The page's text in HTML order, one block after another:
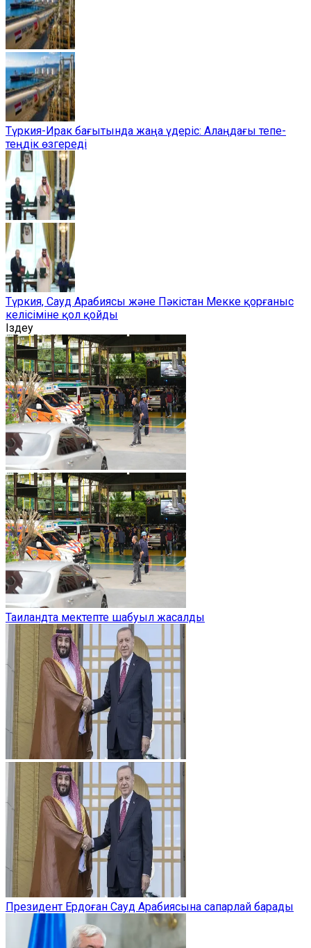
Түркия-Ирак бағытында жаңа үдеріс: Алаңдағы тепе-
теңдік өзгереді
Түркия, Сауд Арабиясы және Пәкістан Мекке қорғаныс
келісіміне қол қойды
Іздеу
Таиландта мектепте шабуыл жасалды
Президент Ердоған Сауд Арабиясына сапарлай барады